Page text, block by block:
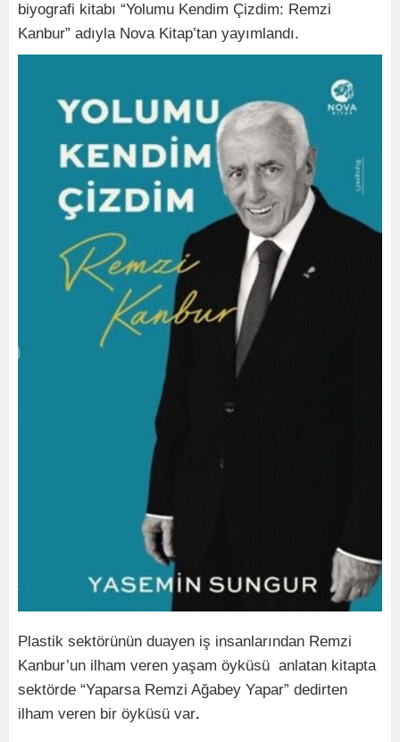
biyografi kitabı “Yolumu Kendim Çizdim: Remzi
Kanbur” adıyla Nova Kitap’tan yayımlandı.
Plastik sektörünün duayen iş insanlarından Remzi
Kanbur’un ilham veren yaşam öyküsü anlatan kitapta
sektörde “Yaparsa Remzi Ağabey Yapar” dedirten
ilham veren bir öyküsü var.